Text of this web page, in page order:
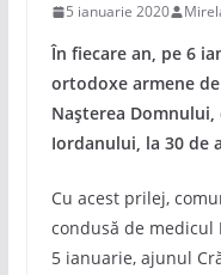
5 ianuarie 2020
În fiecare an, pe 6
ortodoxe armene
Nașterea
Iordanului, la 30 de
Cu acest prilej,
condusă de medicul
5 ianuarie, ajunul